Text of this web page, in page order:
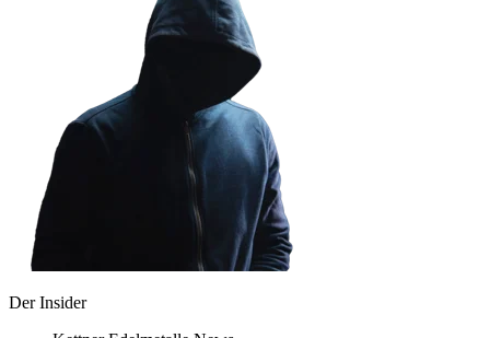
Der Insider